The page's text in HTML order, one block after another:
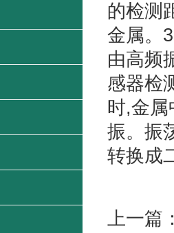
的检测
金属。
由高频
感器检
时,金属
振。振
转换成
上一篇